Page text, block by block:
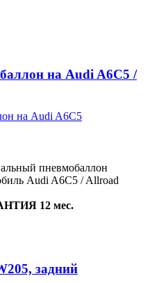
на Audi A6C5 /
пневмобаллон
Audi A6C5 / Allroad
12 мес.
задний